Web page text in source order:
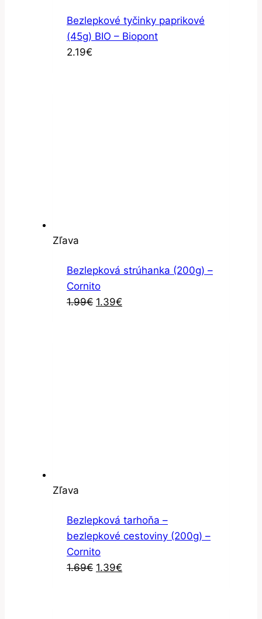
Bezlepkové tyčinky paprikové
(45g) BIO – Biopont
2.19€
Zľava
Bezlepková strúhanka (200g) –
Cornito
1.99€ Pôvodná
1.39€
Zľava
Bezlepková tarhoňa –
bezlepkové cestoviny (200g) –
Cornito
1.69€ Pôvodná
1.39€